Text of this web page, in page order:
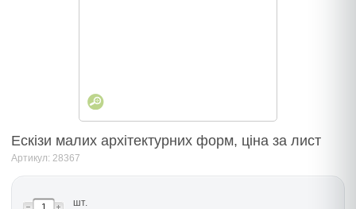
Ескізи малих архітектурних форм, ціна за лист
Артикул: 28367
шт.